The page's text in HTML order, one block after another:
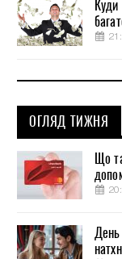
ОГЛЯД ТИЖНЯ
Що
День